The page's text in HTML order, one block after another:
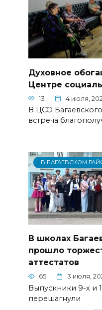
Духовное
Центре
13 4 июля,
В ЦСО
встреча
В БАГАЕВСКОМ
В школах
прошло
аттестатов
65 3 июля,
Выпускники 9-х и
перешагнули